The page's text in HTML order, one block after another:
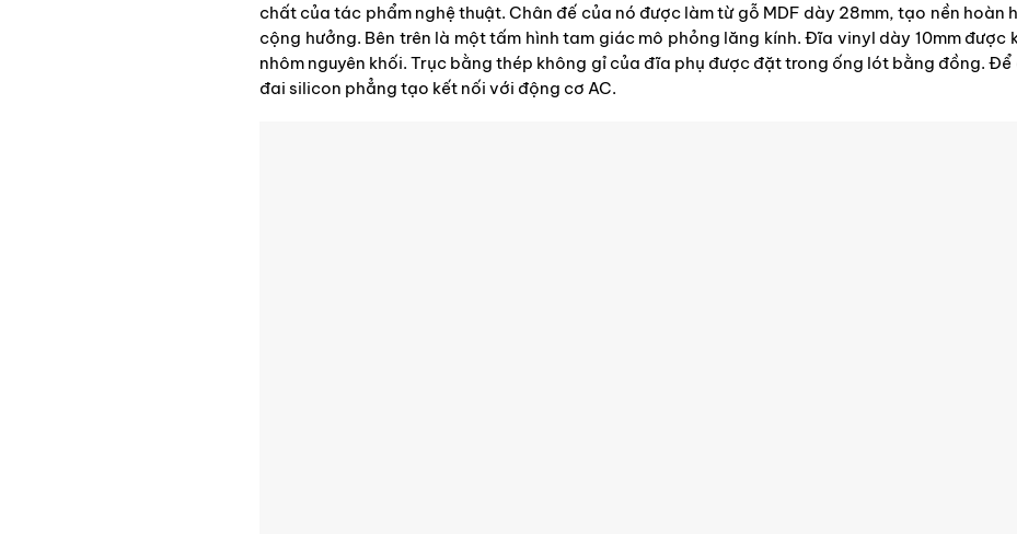
chất của tác phẩm nghệ thuật. Chân đế của nó được làm từ gỗ MDF dày 28mm, tạo nền hoàn
cộng hưởng. Bên trên là một tấm hình tam giác mô phỏng lăng kính. Đĩa vinyl dày 10mm được
nhôm nguyên khối. Trục bằng thép không gỉ của đĩa phụ được đặt trong ống lót bằng đồng.
đai silicon phẳng tạo kết nối với động cơ AC.